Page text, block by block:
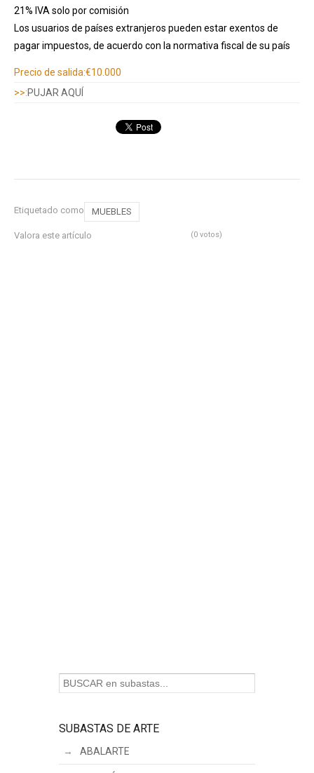
21% IVA solo por comisión
Los usuarios de países extranjeros pueden estar exentos de
pagar impuestos, de acuerdo con la normativa fiscal de su país
Precio de salida:€10.000
>>:PUJAR AQUÍ
Etiquetado como MUEBLES
Valora este artículo (0 votos)
SUBASTAS DE ARTE
ABALARTE